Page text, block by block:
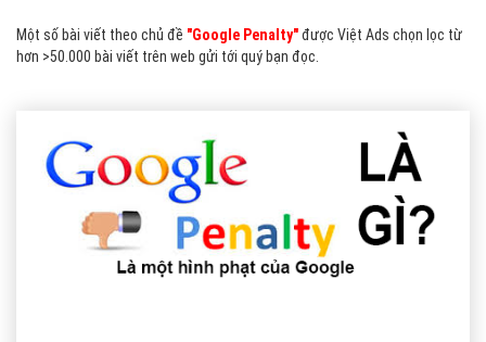
Một số bài viết theo chủ đề "Google Penalty"được Việt Ads chọn lọc từ
hơn >50.000 bài viết trên web gửi tới quý bạn đọc.